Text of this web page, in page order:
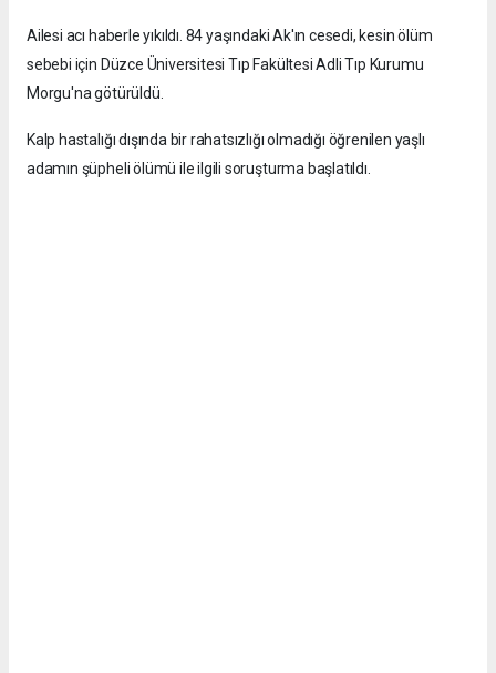
Ailesi acı haberle yıkıldı. 84 yaşındaki Ak'ın cesedi, kesin ölüm
sebebi için Düzce Üniversitesi Tıp Fakültesi Adli Tıp Kurumu
Morgu'na götürüldü.
Kalp hastalığı dışında bir rahatsızlığı olmadığı öğrenilen yaşlı
adamın şüpheli ölümü ile ilgili soruşturma başlatıldı.